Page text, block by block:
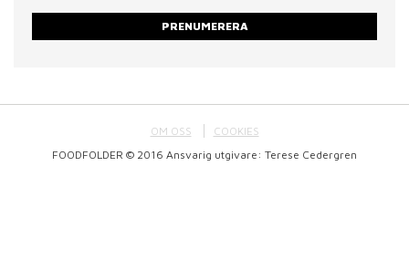
PRENUMERERA
OM OSS
COOKIES
FOODFOLDER © 2016 Ansvarig utgivare: Terese Cedergren